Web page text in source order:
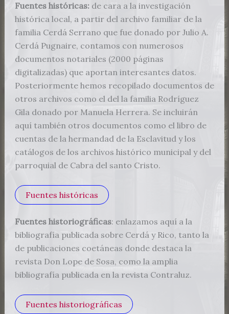
Fuentes históricas: de cara a la investigación
histórica local, a partir del archivo familiar de la
familia Cerdá Serrano que fue donado por Julio A.
Cerdá Pugnaire, contamos con numerosos
documentos notariales (2000 páginas
digitalizadas) que aportan interesantes datos.
Posteriormente hemos recopilado documentos de
otros archivos como el del la familia Rodríguez
Gila donado por Manuela Herrera. Se incluirán
aquí también otros documentos como el libro de
cuentas de la hermandad de la Esclavitud y los
catálogos de los archivos histórico municipal y del
parroquial de Cabra del santo Cristo.
Fuentes históricas
Fuentes historiográficas: enlazamos aquí a la
bibliografía publicada sobre Cerdá y Rico, tanto la
de publicaciones coetáneas donde destaca la
revista Don Lope de Sosa, como la amplia
bibliografía publicada en la revista Contraluz.
Fuentes historiográficas